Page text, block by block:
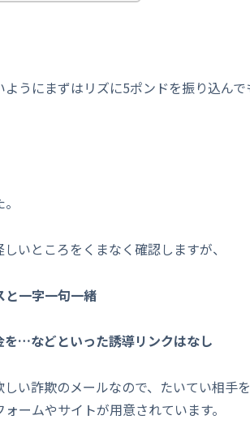
うにまずはリズに5ポンドを振り込ん
いところをくまなく確認しますが、
と一字一句一緒
…などといった誘導リンクはなし
い詐欺のメールなので、たいてい相手
ームやサイトが用意されています。